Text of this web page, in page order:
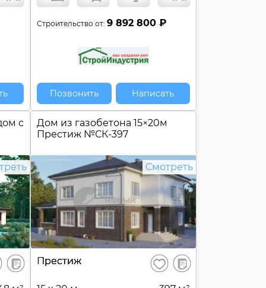
Строительство от:9 892 800 ₽
Позвонить Написать
c
В
сравнение
Дом из газобетона 15×20м
Престиж №СК-397
Смотреть
Престиж Сохранить
В
сравнение